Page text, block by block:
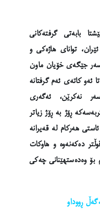
بابەتی گرفتەکانی
توانای هاژەکی و
جێگەی خۆیان ماون
کاتەی ئەم گرفتانە
نەکرێن، ئەگەری
ڕۆژ بە ڕۆژ زیاتر
هەرکام لە قەیرانە
دەکەنەوە و هاوکات
بۆ وەدەستهێنانی چەکی
ڕووداو